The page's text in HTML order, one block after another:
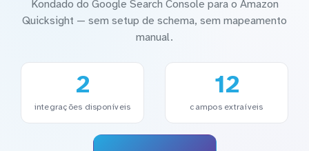
Kondado do Google Search Console para o Amazon
Quicksight — sem setup de schema, sem mapeamento
manual.
2
integrações disponíveis
12
campos extraíveis